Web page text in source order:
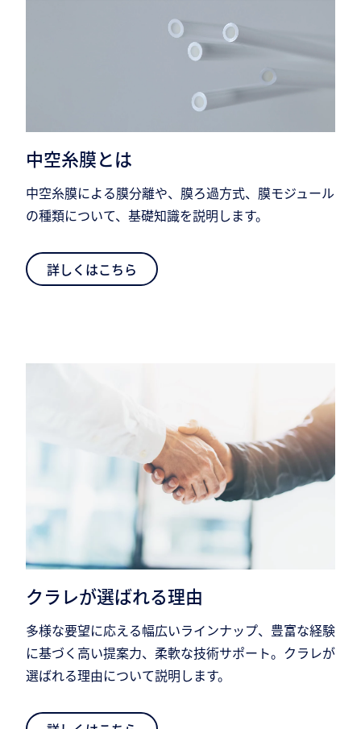
中空糸膜とは
中空糸膜による膜分離や、膜ろ過方式、膜モジュール
の種類について、基礎知識を説明します。
詳しくはこちら
クラレが選ばれる理由
多様な要望に応える幅広いラインナップ、豊富な経験
に基づく高い提案力、柔軟な技術サポート。クラレが
選ばれる理由について説明します。